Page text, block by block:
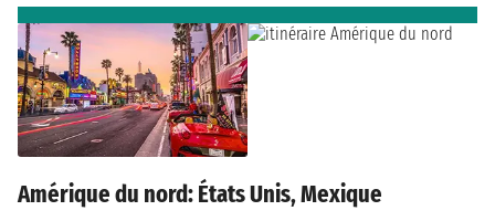
Amérique du nord: États Unis, Mexique